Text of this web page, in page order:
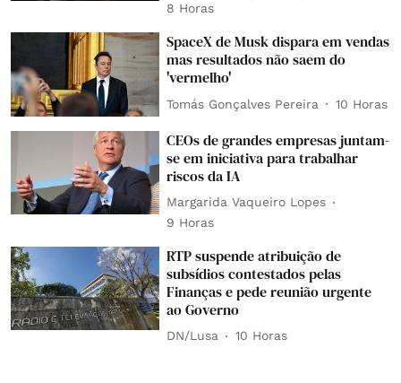
8 Horas
SpaceX de Musk dispara em vendas
mas resultados não saem do
'vermelho'
Tomás Gonçalves Pereira 10 Horas
CEOs de grandes empresas juntam-
se em iniciativa para trabalhar
riscos da IA
Margarida Vaqueiro Lopes
9 Horas
RTP suspende atribuição de
subsídios contestados pelas
Finanças e pede reunião urgente
ao Governo
DN/Lusa 10 Horas